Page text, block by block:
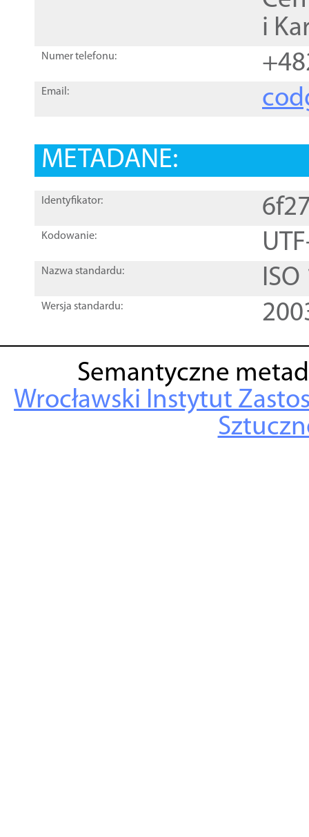
i
Numer telefonu:
Email:
METADANE:
Identyfikator:
Kodowanie:
Nazwa standardu:
Wersja standardu:
Semantyczne
Wrocławski Instytut